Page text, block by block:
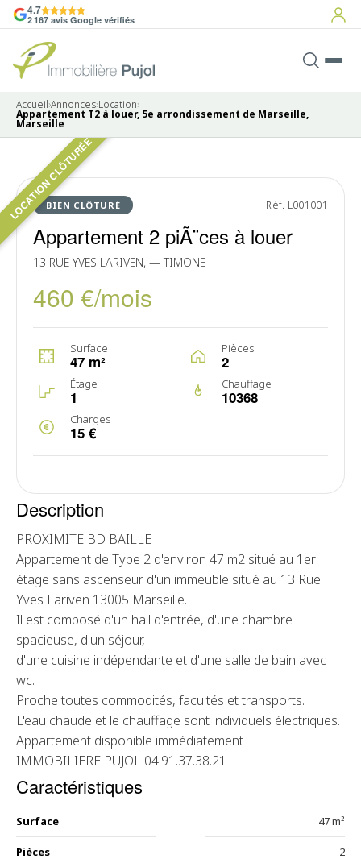
4.7
2 167 avis Google vérifiés
Accueil›Annonces›Location›
Appartement T2 à louer, 5e arrondissement de Marseille,
Marseille
LOCATION CLÔTURÉE
BIEN CLÔTURÉ Réf. L001001
Appartement 2 piÃ¨ces à louer
13 RUE YVES LARIVEN, — TIMONE
460 €/mois
Surface
47 m²
Pièces
2
Étage
1
Chauffage
10368
Charges
15 €
Pas de photo disponible
LOUÉ
Description
PROXIMITE BD BAILLE :
Appartement de Type 2 d'environ 47 m2 situé au 1er
étage sans ascenseur d'un immeuble situé au 13 Rue
Yves Lariven 13005 Marseille.
Il est composé d'un hall d'entrée, d'une chambre
spacieuse, d'un séjour,
d'une cuisine indépendante et d'une salle de bain avec
wc.
Proche toutes commodités, facultés et transports.
L'eau chaude et le chauffage sont individuels électriques.
Appartement disponible immédiatement
IMMOBILIERE PUJOL 04.91.37.38.21
Caractéristiques
Surface 47 m²
Pièces 2